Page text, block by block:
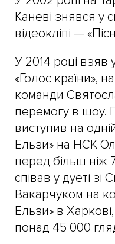
Каневі знявся у
відеокліпі —
У 2014 році взяв
«Голос країни»,
команди
перемогу в шоу.
виступив на
Ельзи» на НСК
перед більш ніж
співав у дуеті зі
Вакарчуком на
Ельзи» в
понад 45 000